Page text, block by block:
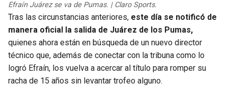
Efraín Juárez se va de Pumas. | Claro Sports.
Tras las circunstancias anteriores, este día se notificó de
manera oficial la salida de Juárez de los Pumas,
quienes ahora están en búsqueda de un nuevo director
técnico que, además de conectar con la tribuna como lo
logró Efraín, los vuelva a acercar al título para romper su
racha de 15 años sin levantar trofeo alguno.